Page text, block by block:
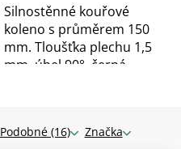
Silnostěnné kouřové
koleno s průměrem 150
mm. Tloušťka plechu 1,5
mm, úhel 90°, černá...
Podobné (16) Značka